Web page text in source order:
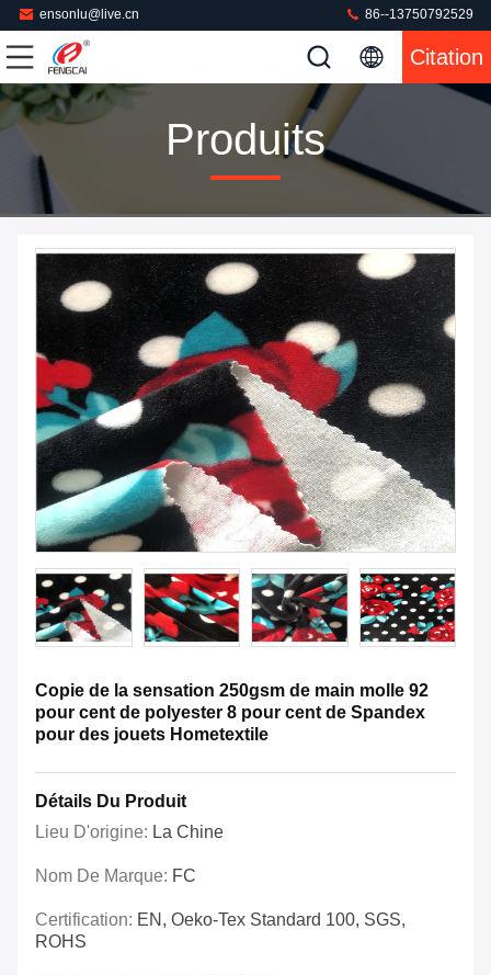
ensonlu@live.cn 86--13750792529
Citation
Produits
Copie de la sensation 250gsm de main molle 92
pour cent de polyester 8 pour cent de Spandex
pour des jouets Hometextile
Détails Du Produit
Lieu D'origine: La Chine
Nom De Marque: FC
Certification: EN, Oeko-Tex Standard 100, SGS,
ROHS